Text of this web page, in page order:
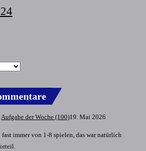
Aufgabe der Woche (100)19. Mai 2026
immer von 1-8 spielen, das war natürlich